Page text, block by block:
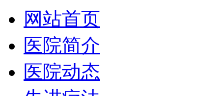
网站首页
医院简介
医院动态